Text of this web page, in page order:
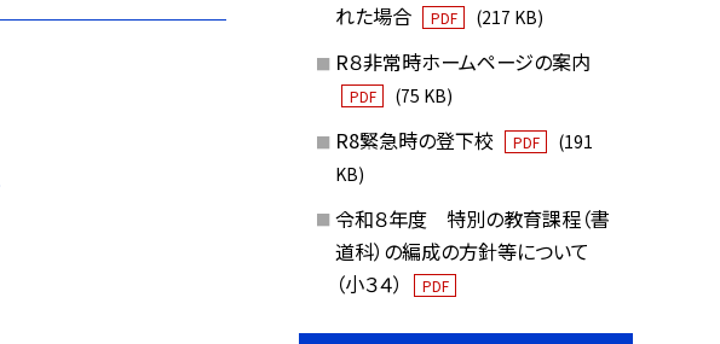
れた場合
PDF (217 KB)
R８非常時ホームページの案内
PDF (75 KB)
R8緊急時の登下校 PDF
(191
KB)
令和８年度 特別の教育課程（書
道科）の編成の方針等について
（小３４）
PDF